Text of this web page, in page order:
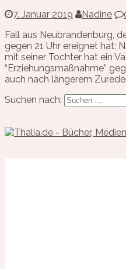
7. Januar 2019 Nadine
Fall aus Neubrandenburg,
gegen 21 Uhr ereignet hat:
mit seiner Tochter hat ein
“Erziehungsmaßnahme”
auch nach längerem
Suchen nach: